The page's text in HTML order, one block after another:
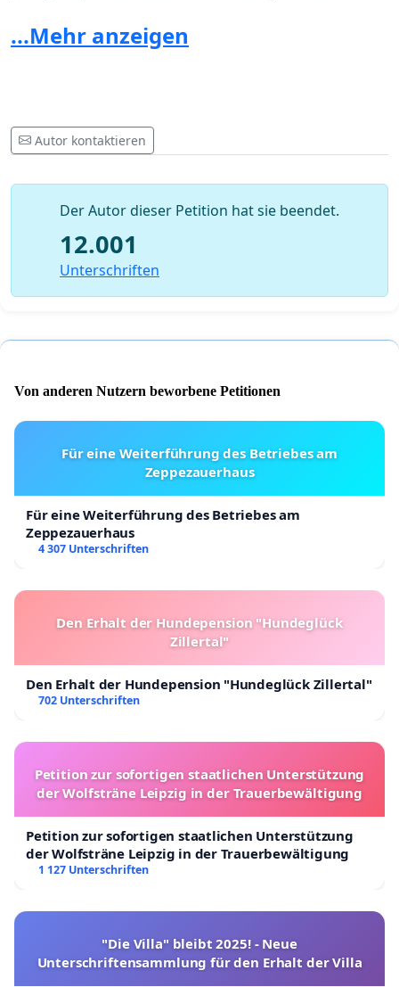
Aus all diesen Gründen wird der Regierungsrat
...Mehr anzeigen
Autor kontaktieren
Der Autor dieser Petition hat sie beendet.
12.001
Unterschriften
Von anderen Nutzern beworbene Petitionen
Für eine Weiterführung des Betriebes am
Zeppezauerhaus
Für eine Weiterführung des Betriebes am
Zeppezauerhaus
4 307 Unterschriften
Den Erhalt der Hundepension "Hundeglück
Zillertal"
Den Erhalt der Hundepension "Hundeglück Zillertal"
702 Unterschriften
Petition zur sofortigen staatlichen Unterstützung
der Wolfsträne Leipzig in der Trauerbewältigung
Petition zur sofortigen staatlichen Unterstützung
der Wolfsträne Leipzig in der Trauerbewältigung
1 127 Unterschriften
"Die Villa" bleibt 2025! - Neue
Unterschriftensammlung für den Erhalt der Villa